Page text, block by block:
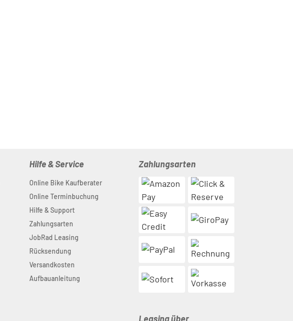
Hilfe & Service
Online Bike Kaufberater
Online Terminbuchung
Hilfe & Support
Zahlungsarten
JobRad Leasing
Rücksendung
Versandkosten
Aufbauanleitung
Zahlungsarten
Leasing über